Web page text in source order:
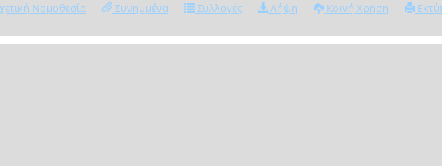
Νομοθεσία Συνημμένα Συλλογές Λήψη Κοινή Χρήση